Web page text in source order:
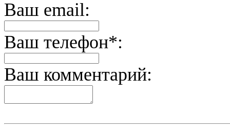
Ваш email:
Ваш телефон*:
Ваш комментарий: